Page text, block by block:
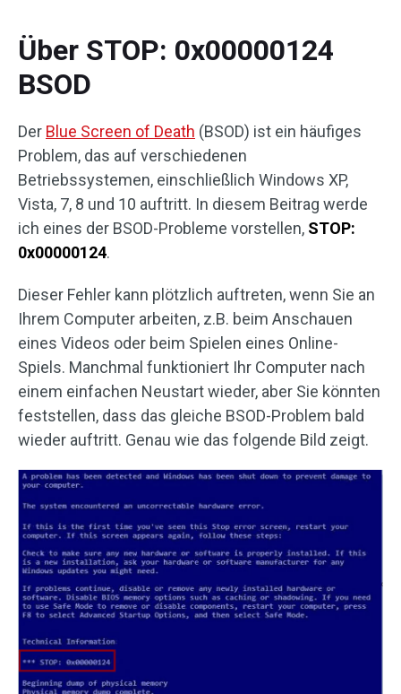
Über STOP: 0x00000124
BSOD
Der Blue Screen of Death (BSOD) ist ein häufiges
Problem, das auf verschiedenen
Betriebssystemen, einschließlich Windows XP,
Vista, 7, 8 und 10 auftritt. In diesem Beitrag werde
ich eines der BSOD-Probleme vorstellen, STOP:
0x00000124.
Dieser Fehler kann plötzlich auftreten, wenn Sie an
Ihrem Computer arbeiten, z.B. beim Anschauen
eines Videos oder beim Spielen eines Online-
Spiels. Manchmal funktioniert Ihr Computer nach
einem einfachen Neustart wieder, aber Sie könnten
feststellen, dass das gleiche BSOD-Problem bald
wieder auftritt. Genau wie das folgende Bild zeigt.